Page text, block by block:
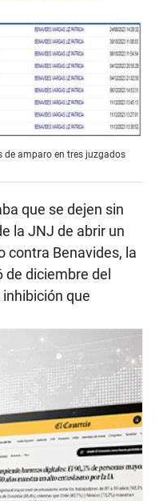
de amparo en tres juzgados
que se dejen sin
la JNJ de abrir un
contra Benavides, la
de diciembre del
que